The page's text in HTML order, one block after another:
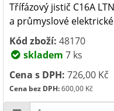
Třífázový jistič C16A
a průmyslové
Kód zboží: 48170
skladem 7 ks
Cena s DPH: 726,00 Kč
Cena bez DPH:600,00 Kč